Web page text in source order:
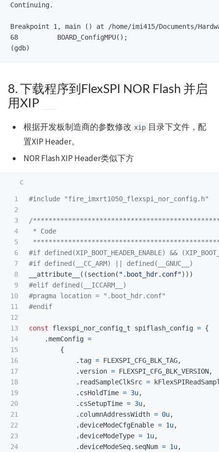
Continuing.
Breakpoint 1, main () at /home/imi415/Documents/
68	    BOARD_ConfigMPU();
8. 下载程序到FlexSPI NOR Flash 并启
用XIP
根据开发板制造商的参数修改 xip 目录下文件，配
置XIP Header。
NOR Flash XIP Header类似下方
1
2
3
4
5
6
7
8
9
10
11
12
13
14
15
16
17
18
19
20
21
22
23
24
#include "fire_imxrt1050_flexspi_nor_config.h"
/
* Code
#if defined(XIP_BOOT_HEADER_ENABLE) &&
__attribute__
((section( ".boot_hdr.conf")))
#elif defined(__ICCARM__)
#pragma location = ".boot_hdr.conf"
const flexspi_nor_config_t spiflash_config = {
.memConfig =
{
. tag = FLEXSPI_CFG_BLK_TAG,
.version = FLEXSPI_CFG_BLK_VERSION,
. readSampleClkSrc =
. csHoldTime = 3u,
. csSetupTime = 3u,
. columnAddressWidth = 0u,
. deviceModeCfgEnable = 1u,
. deviceModeType = 1u,
. deviceModeSeq. seqNum = 1u,